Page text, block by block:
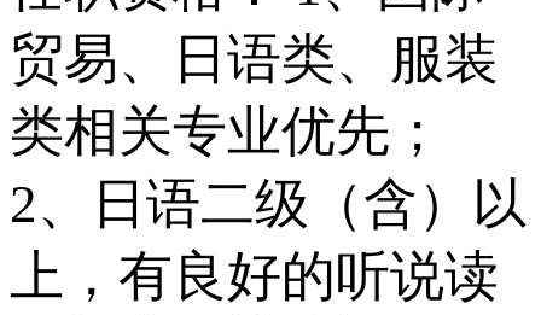
贸易、日语类、服装
类相关专业优先；
2、日语二级（含）以
上，有良好的听说读